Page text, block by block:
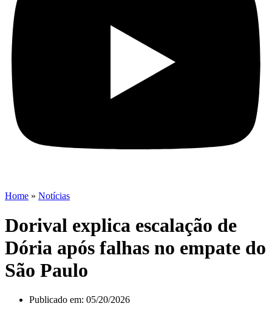
Home » Notícias
Dorival explica escalação de
Dória após falhas no empate do
São Paulo
Publicado em: 05/20/2026